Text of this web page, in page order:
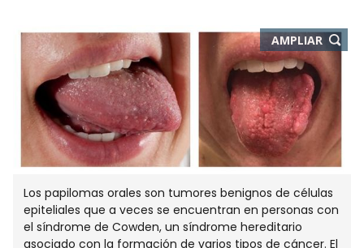
AMPLIAR-
ABRE
EN
NUEVA
Los papilomas orales son tumores benignos de células
epiteliales que a veces se encuentran en personas con
el síndrome de Cowden, un síndrome hereditario
asociado con la formación de varios tipos de cáncer. El